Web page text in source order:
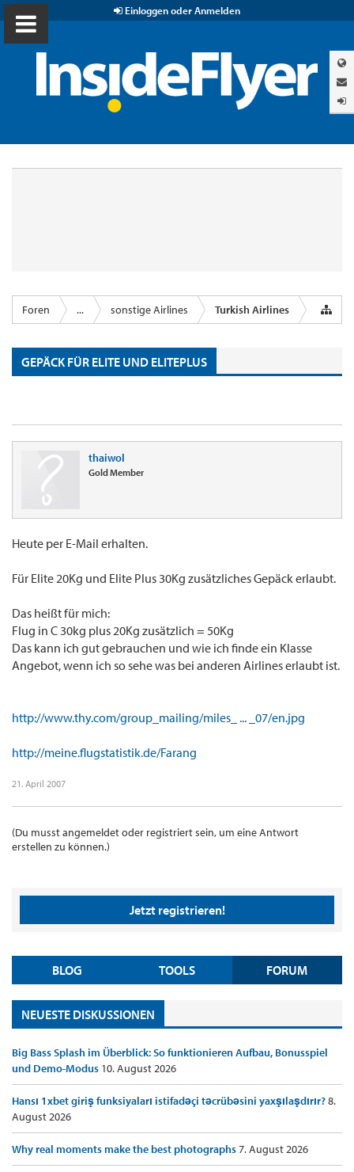
Einloggen oder Anmelden
Foren ... sonstige Airlines Turkish Airlines
GEPÄCK FÜR ELITE UND ELITEPLUS
thaiwol
Gold Member
Heute per E-Mail erhalten.
Für Elite 20Kg und Elite Plus 30Kg zusätzliches Gepäck erlaubt.
Das heißt für mich:
Flug in C 30kg plus 20Kg zusätzlich = 50Kg
Das kann ich gut gebrauchen und wie ich finde ein Klasse
Angebot, wenn ich so sehe was bei anderen Airlines erlaubt ist.
http://www.thy.com/group_mailing/miles_ ... _07/en.jpg
http://meine.flugstatistik.de/Farang
21. April 2007
(Du musst angemeldet oder registriert sein, um eine Antwort
erstellen zu können.)
Jetzt registrieren!
BLOG TOOLS FORUM
NEUESTE DISKUSSIONEN
Big Bass Splash im Überblick: So funktionieren Aufbau, Bonusspiel
und Demo-Modus 10. August 2026
Hansı 1xbet giriş funksiyaları istifadəçi təcrübəsini yaxşılaşdırır?8.
August 2026
Why real moments make the best photographs7. August 2026